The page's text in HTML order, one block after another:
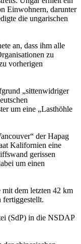
Einwohnern, darunter
die ungarischen
an, dass ihm alle
zu
vorherigen
„sittenwidriger
um eine „Lasthöhle
der Hapag
Kalifornien eine
gerissen
um einen
dem letzten 42 km
fertiggestellt.
(SdP) in die NSDAP